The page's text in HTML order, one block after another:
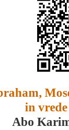
in
Abo